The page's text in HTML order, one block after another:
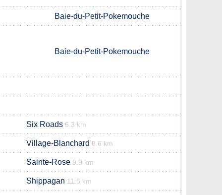
Baie-du-Petit-Pokemouche
Baie-du-Petit-Pokemouche
Six Roads 6.3 km
Village-Blanchard 8.6 km
Sainte-Rose 9.9 km
Shippagan 11.6 km